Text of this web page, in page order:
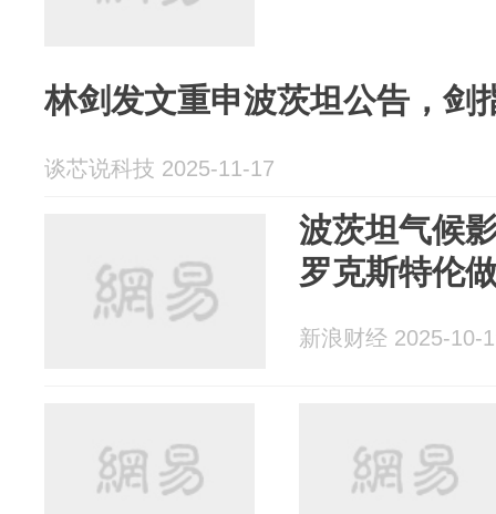
林剑发文重申波茨坦公告，剑
谈芯说科技 2025-11-17
波茨坦气候
罗克斯特伦
新浪财经 2025-10-